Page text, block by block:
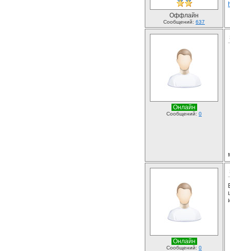
Оффлайн
Сообщений: 637
Онлайн
Сообщений: 0
Онлайн
Сообщений: 0